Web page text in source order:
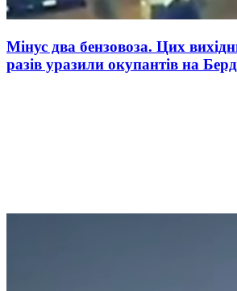
Мінус два бензовоза. Цих
разів уразили окупантів на